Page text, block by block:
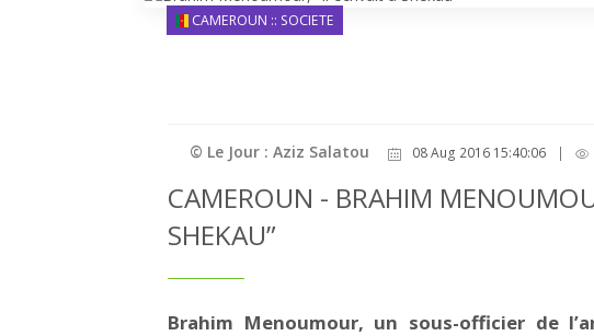
CAMEROUN :: SOCIETE
© Le Jour : Aziz Salatou 08 Aug 2016 15:40:06 |
CAMEROUN - BRAHIM
SHEKAU”
Brahim Menoumour, un sous-officier de